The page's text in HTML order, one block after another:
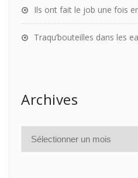
Ils ont fait le job une fois
Traqu’bouteilles dans les
Archives